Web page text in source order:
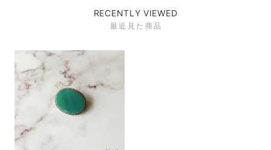
RECENTLY VIEWED
最近見た商品